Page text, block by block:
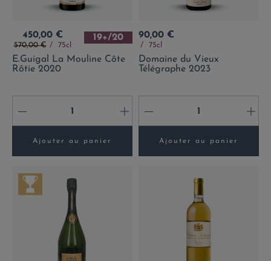
Prix
450,00 €
Prix de base
570,00 € 75cl
19+/20
E.Guigal La Mouline Côte
Rôtie 2020
- +
Ajouter au panier
Prix
90,00 €
75cl
Domaine du Vieux
Télégraphe 2023
- +
Ajouter au panier